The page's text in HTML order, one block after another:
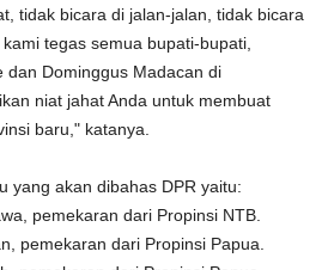
tidak bicara di jalan-jalan, tidak bicara
tegas semua bupati-bupati,
dan Dominggus Madacan di
niat jahat Anda untuk membuat
baru," katanya.
yang akan dibahas DPR yaitu:
pemekaran dari Propinsi NTB.
pemekaran dari Propinsi Papua.